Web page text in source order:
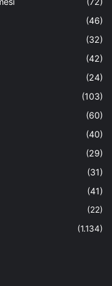
(46)
(32)
(42)
(24)
(103)
(60)
(40)
(29)
(31)
(41)
(22)
(1.134)